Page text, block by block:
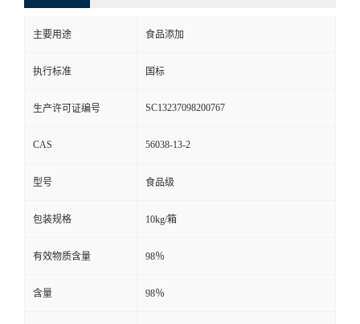
主要用途 食品添加
执行标准 国标
生产许可证编号 SC13237098200767
CAS 56038-13-2
型号 食品级
包装规格 10kg/箱
有效物质含量 98％
含量 98％